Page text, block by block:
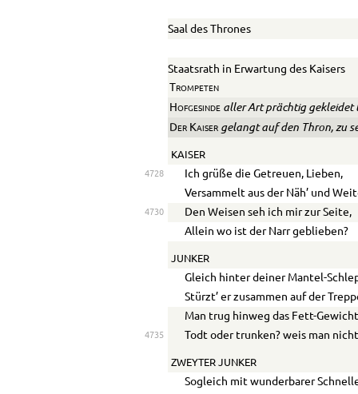
Saal des Thrones
Staatsrath in Erwartung des Kaisers
Trompeten
Hofgesinde aller Art prächtig gekleidet
Der Kaisergelangt auf den Thron, zu
KAISER
4728
Ich grüße die Getreuen, Lieben,
Versammelt aus der Näh’ und
4730
Den Weisen seh ich mir zur Seite,
Allein wo ist der Narr geblieben?
JUNKER
Gleich hinter deiner Mantel-
Stürzt’ er zusammen auf der
Man trug hinweg das Fett-
4735 Todt oder trunken? weis man
ZWEYTER JUNKER
Sogleich mit wunderbarer